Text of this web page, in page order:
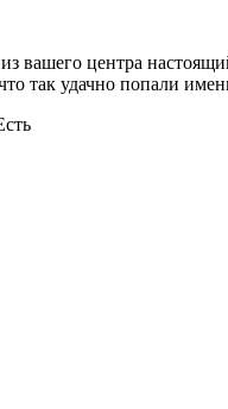
вашего центра
так удачно попали